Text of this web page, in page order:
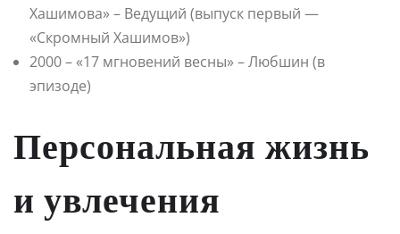
Хашимова» – Ведущий (выпуск первый —
«Скромный Хашимов»)
2000 – «17 мгновений весны» – Любшин (в
эпизоде)
Персональная жизнь
и увлечения